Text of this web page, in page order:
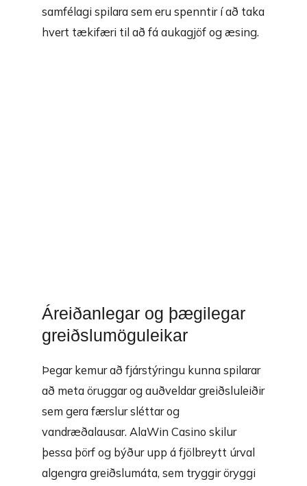
samfélagi spilara sem eru spenntir í að taka
hvert tækifæri til að fá aukagjöf og æsing.
Áreiðanlegar og þægilegar
greiðslumöguleikar
Þegar kemur að fjárstýringu kunna spilarar
að meta öruggar og auðveldar greiðsluleiðir
sem gera færslur sléttar og
vandræðalausar. AlaWin Casino skilur
þessa þörf og býður upp á fjölbreytt úrval
algengra greiðslumáta, sem tryggir öryggi